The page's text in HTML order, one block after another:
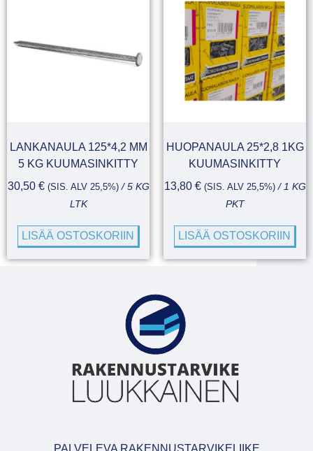
LANKANAULA 125*4,2 MM
5 KG KUUMASINKITTY
30,50 € (SIS. ALV 25,5%)/ 5 KG
LTK
LISÄÄ OSTOSKORIIN
HUOPANAULA 25*2,8 1KG
KUUMASINKITTY
13,80 € (SIS. ALV 25,5%)/ 1 KG
PKT
LISÄÄ OSTOSKORIIN
PALVELEVA RAKENNUSTARVIKELIIKE